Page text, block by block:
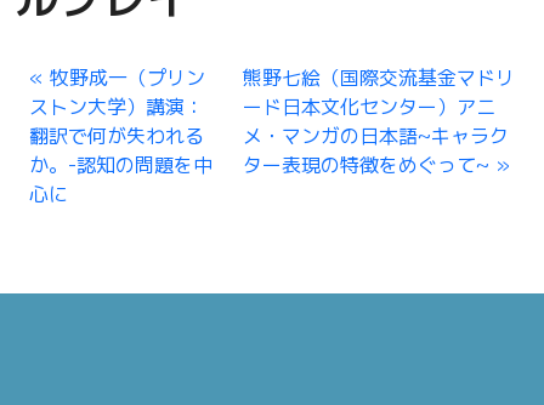
牧野成一（プリン
ストン大学）講演：
翻訳で何が失われる
か。-認知の問題を中
心に
熊野七絵（国際交流基金マドリ
ード日本文化センター）アニ
メ・マンガの日本語~キャラク
ター表現の特徴をめぐって~